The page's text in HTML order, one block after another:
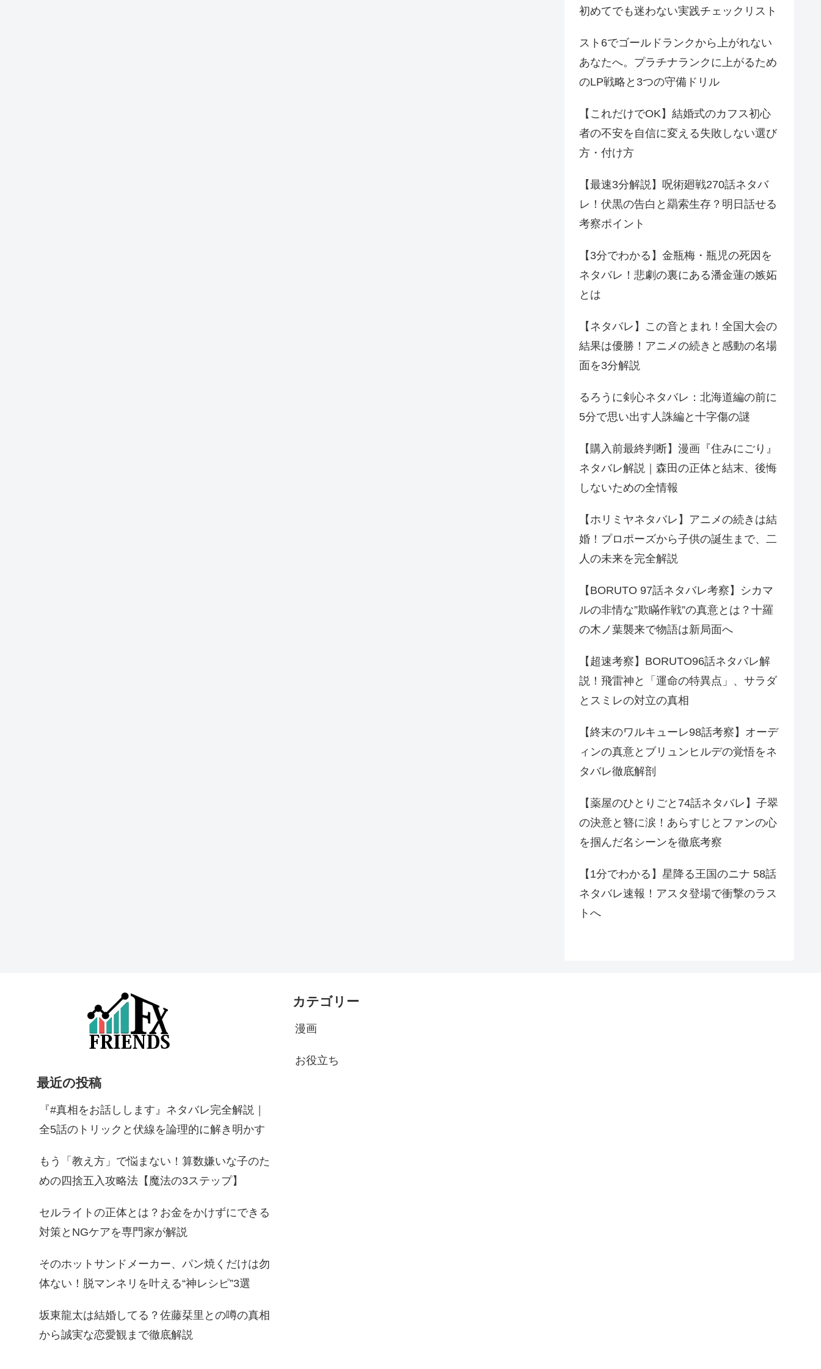
初めてでも迷わない実践チェックリスト
スト6でゴールドランクから上がれない
あなたへ。プラチナランクに上がるため
のLP戦略と3つの守備ドリル
【これだけでOK】結婚式のカフス初心
者の不安を自信に変える失敗しない選び
方・付け方
【最速3分解説】呪術廻戦270話ネタバ
レ！伏黒の告白と羂索生存？明日話せる
考察ポイント
【3分でわかる】金瓶梅・瓶児の死因を
ネタバレ！悲劇の裏にある潘金蓮の嫉妬
とは
【ネタバレ】この音とまれ！全国大会の
結果は優勝！アニメの続きと感動の名場
面を3分解説
るろうに剣心ネタバレ：北海道編の前に
5分で思い出す人誅編と十字傷の謎
【購入前最終判断】漫画『住みにごり』
ネタバレ解説｜森田の正体と結末、後悔
しないための全情報
【ホリミヤネタバレ】アニメの続きは結
婚！プロポーズから子供の誕生まで、二
人の未来を完全解説
【BORUTO 97話ネタバレ考察】シカマ
ルの非情な”欺瞞作戦”の真意とは？十羅
の木ノ葉襲来で物語は新局面へ
【超速考察】BORUTO96話ネタバレ解
説！飛雷神と「運命の特異点」、サラダ
とスミレの対立の真相
【終末のワルキューレ98話考察】オーデ
ィンの真意とブリュンヒルデの覚悟をネ
タバレ徹底解剖
【薬屋のひとりごと74話ネタバレ】子翠
の決意と簪に涙！あらすじとファンの心
を掴んだ名シーンを徹底考察
【1分でわかる】星降る王国のニナ 58話
ネタバレ速報！アスタ登場で衝撃のラス
トへ
最近の投稿
『#真相をお話しします』ネタバレ完全解説｜
全5話のトリックと伏線を論理的に解き明かす
もう「教え方」で悩まない！算数嫌いな子のた
めの四捨五入攻略法【魔法の3ステップ】
セルライトの正体とは？お金をかけずにできる
対策とNGケアを専門家が解説
そのホットサンドメーカー、パン焼くだけは勿
体ない！脱マンネリを叶える“神レシピ”3選
坂東龍太は結婚してる？佐藤栞里との噂の真相
から誠実な恋愛観まで徹底解説
カテゴリー
漫画
お役立ち